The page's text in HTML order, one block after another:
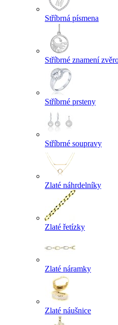
Stříbrná písmena
Stříbrné znamení
Stříbrné prsteny
Stříbrné soupravy
Zlaté náhrdelníky
Zlaté řetízky
Zlaté náramky
Zlaté náušnice